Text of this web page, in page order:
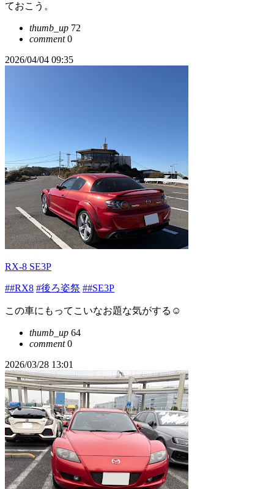
ておこう。
thumb_up 72
comment0
2026/04/04 09:35
RX-8 SE3P
##RX8 #後ろ姿祭 ##SE3P
この車にもってこいなお題な気がする☺️
thumb_up 64
comment0
2026/03/28 13:01